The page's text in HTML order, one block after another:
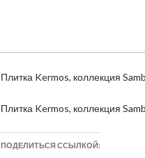
Плитка Kermos, коллекция
Плитка Kermos, коллекция
ПОДЕЛИТЬСЯ ССЫЛКОЙ: